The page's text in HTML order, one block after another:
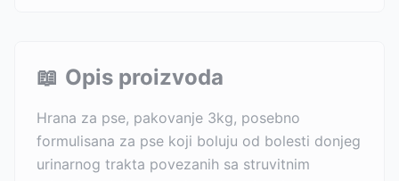
📖 Opis proizvoda
Hrana za pse, pakovanje 3kg, posebno
formulisana za pse koji boluju od bolesti donjeg
urinarnog trakta povezanih sa struvitnim